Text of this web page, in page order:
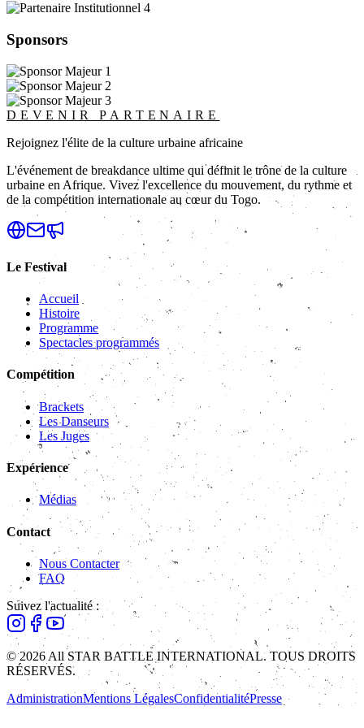
Sponsors
DEVENIR PARTENAIRE
Rejoignez l'élite de la culture urbaine africaine
L'événement de breakdance ultime qui définit le trône de la culture
urbaine en Afrique. Vivez l'excellence du mouvement, du rythme et
de la compétition internationale au cœur du Togo.
Le Festival
Accueil
Histoire
Programme
Spectacles programmés
Compétition
Brackets
Les Danseurs
Les Juges
Expérience
Médias
Contact
Nous Contacter
FAQ
Suivez l'actualité :
© 2026 All STAR BATTLE INTERNATIONAL. TOUS DROITS
RÉSERVÉS.
AdministrationMentions LégalesConfidentialitéPresse